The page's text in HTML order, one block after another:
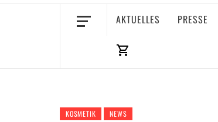
AKTUELLES PRESSE
KOSMETIK NEWS